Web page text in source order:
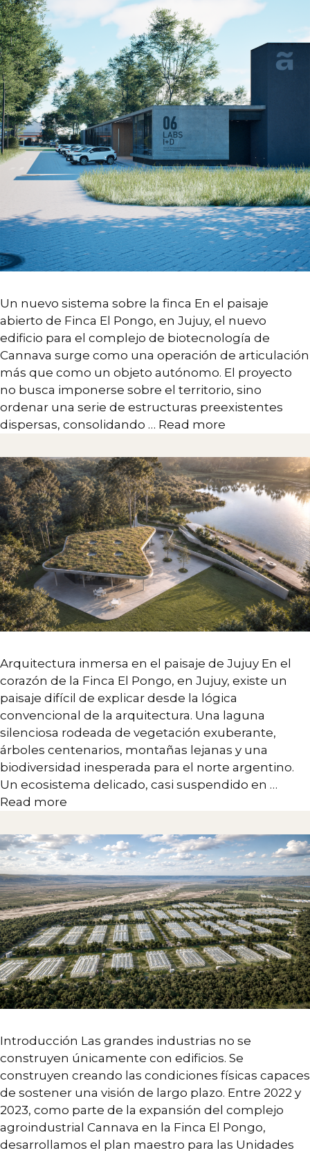
Un nuevo sistema sobre la finca En el paisaje
abierto de Finca El Pongo, en Jujuy, el nuevo
edificio para el complejo de biotecnología de
Cannava surge como una operación de articulación
más que como un objeto autónomo. El proyecto
no busca imponerse sobre el territorio, sino
ordenar una serie de estructuras preexistentes
dispersas, consolidando … Read more
Arquitectura inmersa en el paisaje de Jujuy En el
corazón de la Finca El Pongo, en Jujuy, existe un
paisaje difícil de explicar desde la lógica
convencional de la arquitectura. Una laguna
silenciosa rodeada de vegetación exuberante,
árboles centenarios, montañas lejanas y una
biodiversidad inesperada para el norte argentino.
Un ecosistema delicado, casi suspendido en …
Read more
Introducción Las grandes industrias no se
construyen únicamente con edificios. Se
construyen creando las condiciones físicas capaces
de sostener una visión de largo plazo. Entre 2022 y
2023, como parte de la expansión del complejo
agroindustrial Cannava en la Finca El Pongo,
desarrollamos el plan maestro para las Unidades